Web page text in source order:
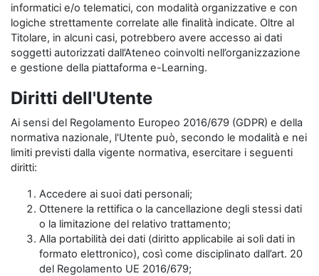
informatici e/o telematici, con modalità organizzative e con
logiche strettamente correlate alle finalità indicate. Oltre al
Titolare, in alcuni casi, potrebbero avere accesso ai dati
soggetti autorizzati dall’Ateneo coinvolti nell’organizzazione
e gestione della piattaforma e-Learning.
Diritti dell'Utente
Ai sensi del Regolamento Europeo 2016/679 (GDPR) e della
normativa nazionale, l'Utente può, secondo le modalità e nei
limiti previsti dalla vigente normativa, esercitare i seguenti
diritti:
Accedere ai suoi dati personali;
Ottenere la rettifica o la cancellazione degli stessi dati
o la limitazione del relativo trattamento;
Alla portabilità dei dati (diritto applicabile ai soli dati in
formato elettronico), così come disciplinato dall’art. 20
del Regolamento UE 2016/679;